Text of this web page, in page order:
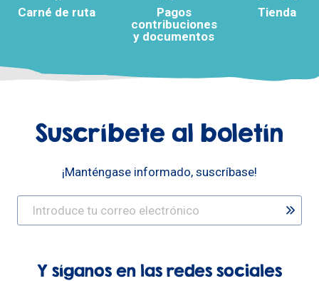
Carné de ruta
Pagos
contribuciones
y documentos
Tienda
Suscríbete al boletín
¡Manténgase informado, suscríbase!
Y síganos en las redes sociales